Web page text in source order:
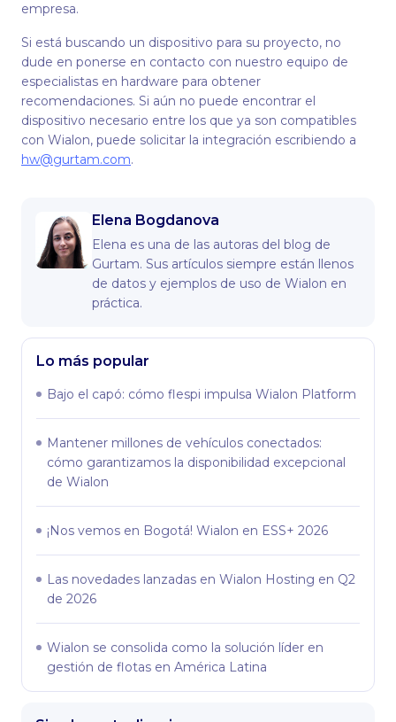
empresa.
Si está buscando un dispositivo para su proyecto, no
dude en ponerse en contacto con nuestro equipo de
especialistas en hardware para obtener
recomendaciones. Si aún no puede encontrar el
dispositivo necesario entre los que ya son compatibles
con Wialon, puede solicitar la integración escribiendo a
hw@gurtam.com.
Elena Bogdanova
Elena es una de las autoras del blog de
Gurtam. Sus artículos siempre están llenos
de datos y ejemplos de uso de Wialon en
práctica.
Lo más popular
Bajo el capó: сómo flespi impulsa Wialon Platform
Mantener millones de vehículos conectados:
cómo garantizamos la disponibilidad excepcional
de Wialon
¡Nos vemos en Bogotá! Wialon en ESS+ 2026
Las novedades lanzadas en Wialon Hosting en Q2
de 2026
Wialon se consolida como la solución líder en
gestión de flotas en América Latina